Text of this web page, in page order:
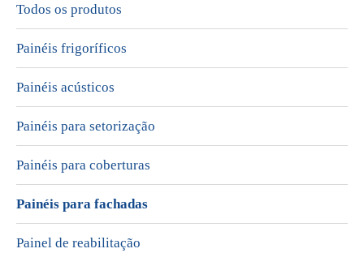
Todos os produtos
Painéis frigoríficos
Painéis acústicos
Painéis para setorização
Painéis para coberturas
Painéis para fachadas
Painel de reabilitação